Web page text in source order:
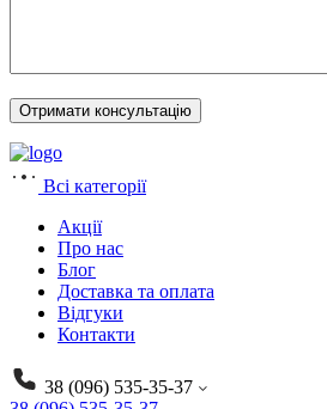
Всі категорії
Акції
Про нас
Блог
Доставка та оплата
Відгуки
Контакти
38 (096) 535-35-37